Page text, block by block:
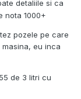
detaliile si ca
nota 1000+
pozele pe care
eu inca
de 3 litri cu